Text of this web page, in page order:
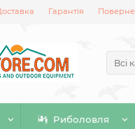
Гарантія
Всі
Риболовля